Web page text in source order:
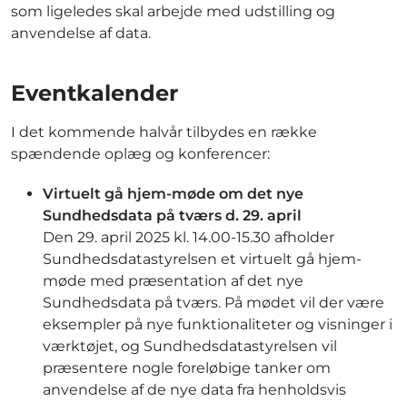
som ligeledes skal arbejde med udstilling og
anvendelse af data.
Eventkalender
I det kommende halvår tilbydes en række
spændende oplæg og konferencer:
Virtuelt gå hjem-møde om det nye
Sundhedsdata på tværs d. 29. april
Den 29. april 2025 kl. 14.00-15.30 afholder
Sundhedsdatastyrelsen et virtuelt gå hjem-
møde med præsentation af det nye
Sundhedsdata på tværs. På mødet vil der være
eksempler på nye funktionaliteter og visninger i
værktøjet, og Sundhedsdatastyrelsen vil
præsentere nogle foreløbige tanker om
anvendelse af de nye data fra henholdsvis